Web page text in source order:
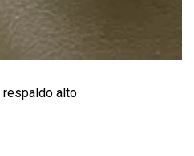
respaldo alto